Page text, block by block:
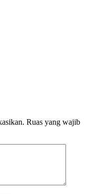
Ruas yang wajib